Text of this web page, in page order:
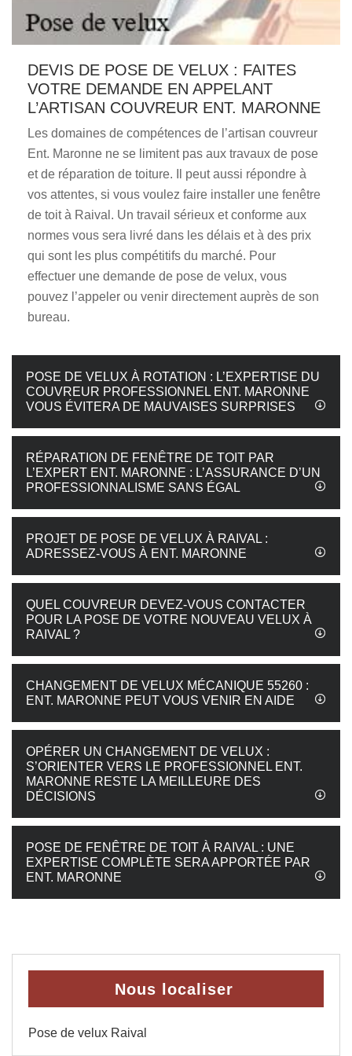
DEVIS DE POSE DE VELUX : FAITES
VOTRE DEMANDE EN APPELANT
L’ARTISAN COUVREUR ENT. MARONNE
Les domaines de compétences de l’artisan couvreur
Ent. Maronne ne se limitent pas aux travaux de pose
et de réparation de toiture. Il peut aussi répondre à
vos attentes, si vous voulez faire installer une fenêtre
de toit à Raival. Un travail sérieux et conforme aux
normes vous sera livré dans les délais et à des prix
qui sont les plus compétitifs du marché. Pour
effectuer une demande de pose de velux, vous
pouvez l’appeler ou venir directement auprès de son
bureau.
POSE DE VELUX À ROTATION : L’EXPERTISE DU
COUVREUR PROFESSIONNEL ENT. MARONNE
VOUS ÉVITERA DE MAUVAISES SURPRISES
RÉPARATION DE FENÊTRE DE TOIT PAR
L’EXPERT ENT. MARONNE : L’ASSURANCE D’UN
PROFESSIONNALISME SANS ÉGAL
PROJET DE POSE DE VELUX À RAIVAL :
ADRESSEZ-VOUS À ENT. MARONNE
QUEL COUVREUR DEVEZ-VOUS CONTACTER
POUR LA POSE DE VOTRE NOUVEAU VELUX À
RAIVAL ?
CHANGEMENT DE VELUX MÉCANIQUE 55260 :
ENT. MARONNE PEUT VOUS VENIR EN AIDE
OPÉRER UN CHANGEMENT DE VELUX :
S’ORIENTER VERS LE PROFESSIONNEL ENT.
MARONNE RESTE LA MEILLEURE DES
DÉCISIONS
POSE DE FENÊTRE DE TOIT À RAIVAL : UNE
EXPERTISE COMPLÈTE SERA APPORTÉE PAR
ENT. MARONNE
Nous localiser
Pose de velux Raival